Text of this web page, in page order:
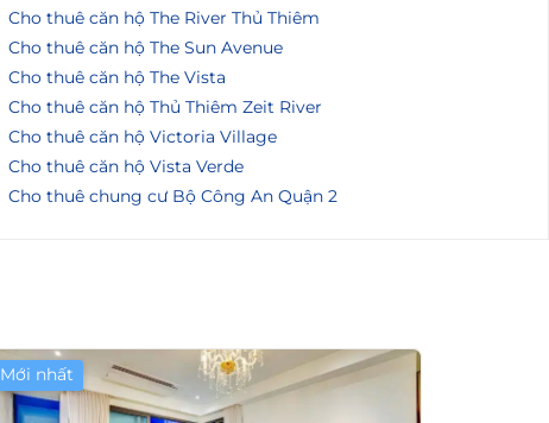
Cho thuê căn hộ The River Thủ Thiêm
Cho thuê căn hộ The Sun Avenue
Cho thuê căn hộ The Vista
Cho thuê căn hộ Thủ Thiêm Zeit River
Cho thuê căn hộ Victoria Village
Cho thuê căn hộ Vista Verde
Cho thuê chung cư Bộ Công An Quận 2
Mới nhất